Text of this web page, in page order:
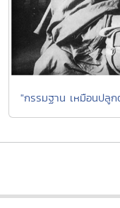
"กรรมฐาน เหมือนปลู